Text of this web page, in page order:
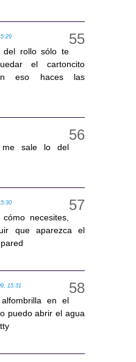
del rollo sólo te
el cartoncito
eso haces las
me sale lo del
necesites,
que aparezca el
15:31
en el
puedo abrir el agua